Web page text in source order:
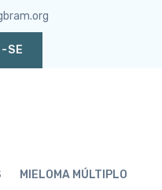
SE
MIELOMA MÚLTIPLO